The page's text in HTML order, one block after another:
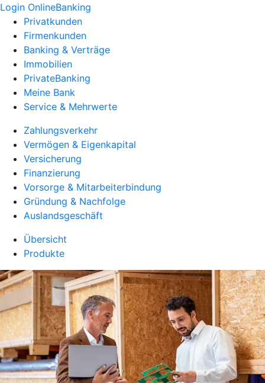
Login OnlineBanking
Privatkunden
Firmenkunden
Banking & Verträge
Immobilien
PrivateBanking
Meine Bank
Service & Mehrwerte
Zahlungsverkehr
Vermögen & Eigenkapital
Versicherung
Finanzierung
Vorsorge & Mitarbeiterbindung
Gründung & Nachfolge
Auslandsgeschäft
Übersicht
Produkte